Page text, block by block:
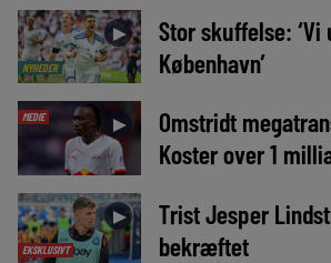
NYHEDER
►
Stor skuffelse: ‘Vi
København’
MEDIE ►
Omstridt
Koster over 1
EKSKLUSIVT
►
Trist Jesper
bekræftet